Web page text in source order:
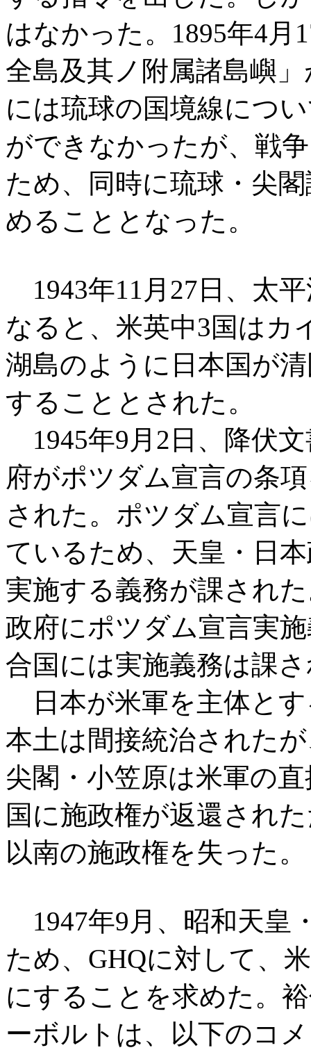
はなかった。1895年4月
全島及其ノ附属諸島嶼
には琉球の国境線につ
ができなかったが、戦
ため、同時に琉球・尖
めることとなった。
1943年11月27日、太
なると、米英中3国はカ
湖島のように日本国が
することとされた。
1945年9月2日、降伏
府がポツダム宣言の条
された。ポツダム宣言
ているため、天皇・日
実施する義務が課され
政府にポツダム宣言実
合国には実施義務は課
日本が米軍を主体と
本土は間接統治された
尖閣・小笠原は米軍の
国に施政権が返還され
以南の施政権を失った。
1947年9月、昭和天皇
ため、GHQに対して、
にすることを求めた。
ーボルトは、以下のコ